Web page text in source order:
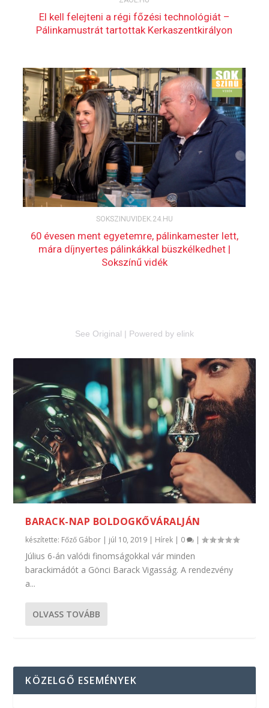
See Original | Powered by elink
BARACK-NAP BOLDOGKŐVÁRALJÁN
készítette: Főző Gábor | júl 10, 2019 | Hírek | 0 |
Július 6-án valódi finomságokkal vár minden
barackimádót a Gönci Barack Vigasság. A rendezvény
a...
OLVASS TOVÁBB
KÖZELGŐ ESEMÉNYEK